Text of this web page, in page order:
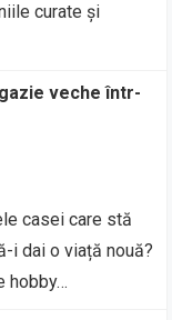
curate și
veche într-
casei care stă
i dai o viață nouă?
hobby…